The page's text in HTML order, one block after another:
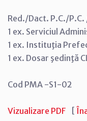
Red./Dact. P.C./
1 ex. Serviciul
1 ex. Instituţia
1 ex. Dosar şedinţă
Cod PMA -S1-02
Vizualizare PDF [